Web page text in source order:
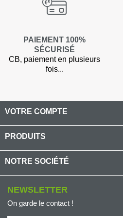
PAIEMENT 100%
SÉCURISÉ
CB, paiement en plusieurs
fois...
VOTRE COMPTE
PRODUITS
NOTRE SOCIÉTÉ
NEWSLETTER
On garde le contact !